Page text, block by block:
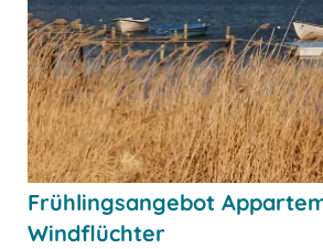
Frühlingsangebot
Windflüchter